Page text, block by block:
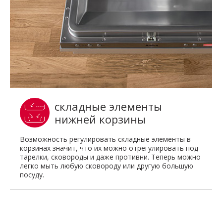
складные элементы
нижней корзины
Возможность регулировать складные элементы в
корзинах значит, что их можно отрегулировать под
тарелки, сковороды и даже противни. Теперь можно
легко мыть любую сковороду или другую большую
посуду.